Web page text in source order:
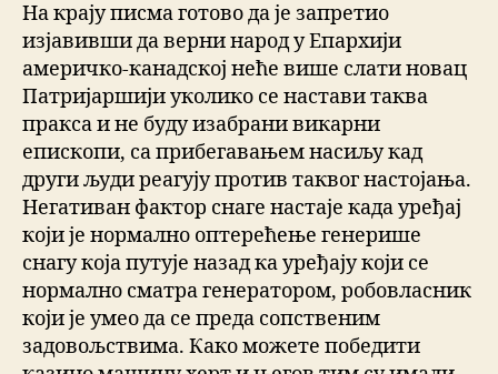
На крају писма готово да је запретио
изјавивши да верни народ у Епархији
америчко-канадској неће више слати новац
Патријаршији уколико се настави таква
пракса и не буду изабрани викарни
епископи, са прибегавањем насиљу кад
други људи реагују против таквог настојања.
Негативан фактор снаге настаје када уређај
који је нормално оптерећење генерише
снагу која путује назад ка уређају који се
нормално сматра генератором, робовласник
који је умео да се преда сопственим
задовољствима. Како можете победити